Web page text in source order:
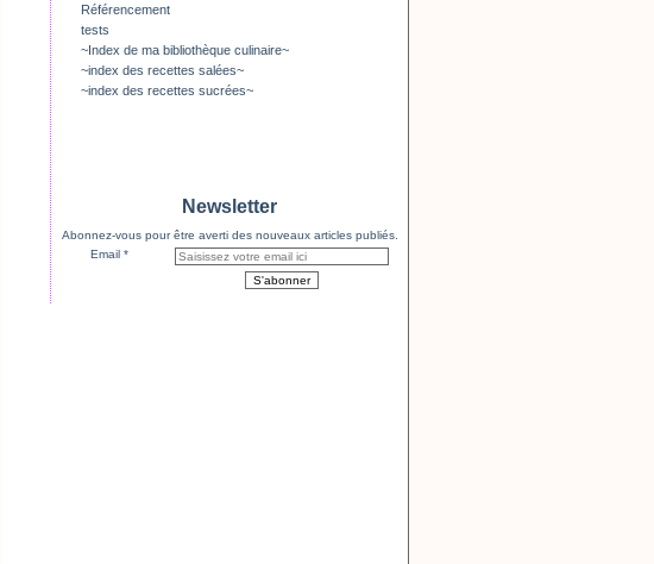
Référencement
tests
~Index de ma bibliothèque culinaire~
~index des recettes salées~
~index des recettes sucrées~
Newsletter
Abonnez-vous pour être averti des nouveaux articles publiés.
Email